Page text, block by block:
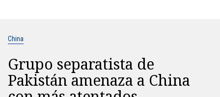
China
Grupo separatista de
Pakistán amenaza a China